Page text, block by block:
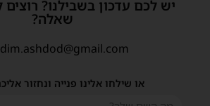
יש לכם עדכון בשבילנו?
שאלה?
או שילחו אלינו פנייה ונחזור